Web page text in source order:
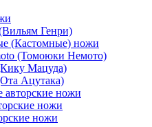
Генри)
(Кастомные) ножи
(Томоюки Немото)
Мацуда)
Ацутака)
авторские ножи
ножи
ножи